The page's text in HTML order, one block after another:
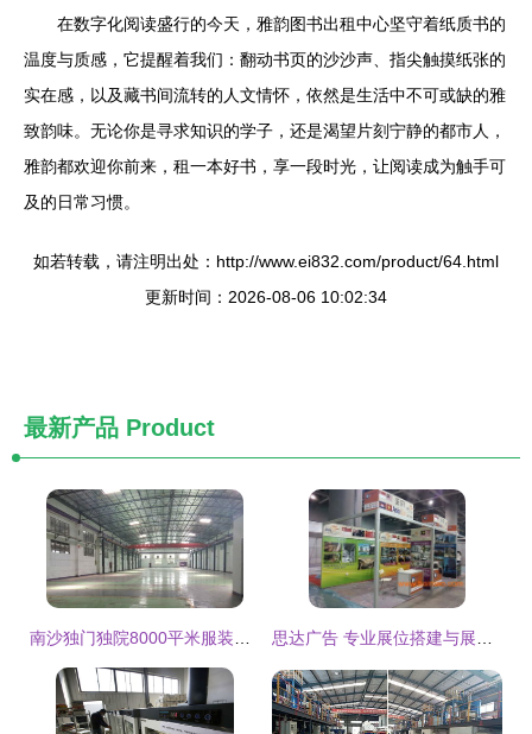
在数字化阅读盛行的今天，雅韵图书出租中心坚守着纸质书的
温度与质感，它提醒着我们：翻动书页的沙沙声、指尖触摸纸张的
实在感，以及藏书间流转的人文情怀，依然是生活中不可或缺的雅
致韵味。无论你是寻求知识的学子，还是渴望片刻宁静的都市人，
雅韵都欢迎你前来，租一本好书，享一段时光，让阅读成为触手可
及的日常习惯。
如若转载，请注明出处：http://www.ei832.com/product/64.html
更新时间：2026-08-06 10:02:34
最新产品 Product